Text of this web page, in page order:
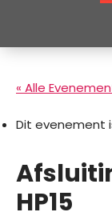
« Alle
Dit evenement
HP15